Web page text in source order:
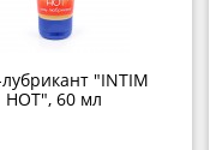
"INTIM
HOT", 60 мл